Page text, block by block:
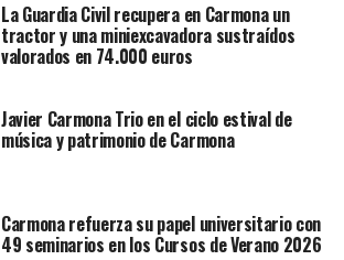
La Guardia Civil recupera en Carmona un
tractor y una miniexcavadora sustraídos
valorados en 74.000 euros
Javier Carmona Trio en el ciclo estival de
música y patrimonio de Carmona
Carmona refuerza su papel universitario con
49 seminarios en los Cursos de Verano 2026